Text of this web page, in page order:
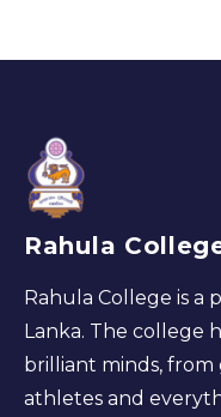
Rahula
Rahula College is a
Lanka. The college
brilliant minds,
athletes and